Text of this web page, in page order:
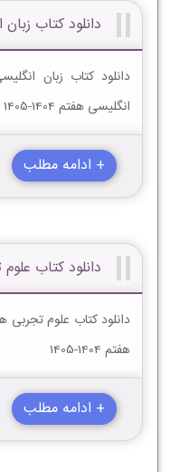
دانلود کتاب
دانلود کتاب زبان
انگلیسی هفتم 1404-1405
+ ادامه مطلب
دانلود کتاب
دانلود کتاب علوم
هفتم 1404-1405
+ ادامه مطلب